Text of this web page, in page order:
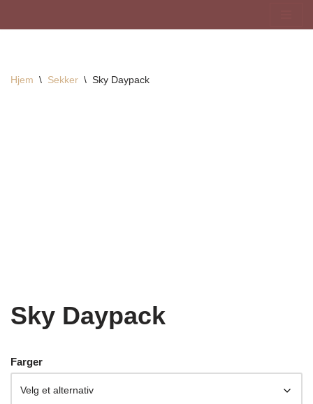
Hjem \ Sekker \ Sky Daypack
Sky Daypack
Farger